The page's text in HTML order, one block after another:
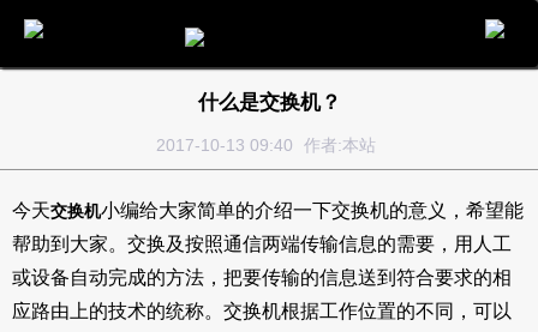
什么是交换机？
2017-10-13 09:40 作者:本站
今天交换机小编给大家简单的介绍一下交换机的意义，希望能
帮助到大家。交换及按照通信两端传输信息的需要，用人工
或设备自动完成的方法，把要传输的信息送到符合要求的相
应路由上的技术的统称。交换机根据工作位置的不同，可以
电话 留言